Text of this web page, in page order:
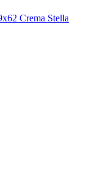
Crema Stella